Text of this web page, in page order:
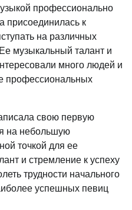
профессионально
присоединилась к
на различных
музыкальный талант и
много людей и
профессиональных
свою первую
на небольшую
точкой для ее
и стремление к успеху
трудности начального
успешных певиц